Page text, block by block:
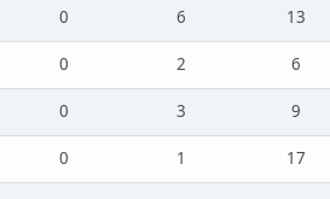
0 6
13
0 2
6
0 3
9
0 1
17